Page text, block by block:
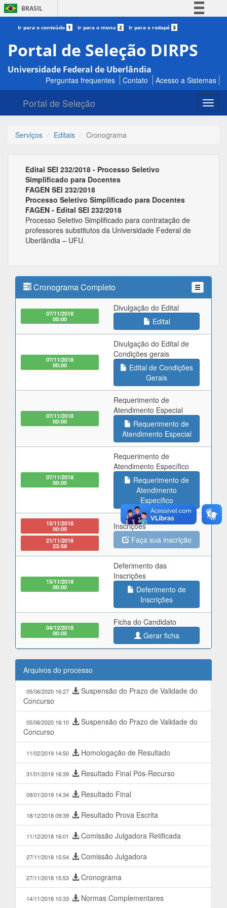
BRASIL
Simplifique!
Participe
Acesso à informação
Legislação
Ir para o conteúdo 1 Ir para o menu 2 Ir para o rodapé 3
Portal de Seleção DIRPS
Universidade Federal de Uberlândia
Perguntas frequentes Contato Acesso a Sistemas
Portal de Seleção
Serviços Editais Cronograma
Edital SEI 232/2018 - Processo Seletivo
Simplificado para Docentes
FAGEN SEI 232/2018
Processo Seletivo Simplificado para Docentes
FAGEN - Edital SEI 232/2018
Processo Seletivo Simplificado para contratação de
professores substitutos da Universidade Federal de
Uberlândia – UFU.
Cronograma Completo
07/11/2018
00:00
Divulgação do Edital
Edital
07/11/2018
00:00
Divulgação do Edital de
Condições gerais
Edital de Condições
Gerais
07/11/2018
00:00
Requerimento de
Atendimento Especial
Requerimento de
Atendimento Especial
07/11/2018
00:00
Requerimento de
Atendimento Específico
Requerimento de
Atendimento
Específico
15/11/2018
00:00
21/11/2018
23:59
Inscrições
Faça sua inscrição
15/11/2018
00:00
Deferimento das
Inscrições
Deferimento de
Inscrições
04/12/2018
00:00
Ficha do Candidato
Gerar ficha
Arquivos do processo
05/06/2020 16:27
Suspensão do Prazo de Validade do
Concurso
05/06/2020 16:10
Suspensão do Prazo de Validade do
Concurso
11/02/2019 14:50 Homologação de Resultado
31/01/2019 16:39 Resultado Final Pós-Recurso
09/01/2019 14:34 Resultado Final
18/12/2018 09:39 Resultado Prova Escrita
11/12/2018 16:01 Comissão Julgadora Retificada
27/11/2018 15:54 Comissão Julgadora
27/11/2018 15:53 Cronograma
14/11/2018 10:33 Normas Complementares